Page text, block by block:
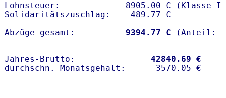
Lohnsteuer:           - 8905.00 € (Klasse I)
Solidaritätszuschlag: -  489.77 €
Abzüge gesamt:        -
9394.77 €
Jahres-Brutto: 42840.69 €